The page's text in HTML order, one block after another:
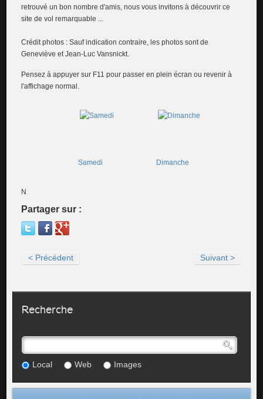
retrouvé un bon nombre d'amis, nous vous invitons à découvrir ce
site de vol remarquable ...
Crédit photos : Sauf indication contraire, les photos sont de
Geneviève et Jean-Luc Vansnickt.
Pensez à appuyer sur F11 pour passer en plein écran ou revenir à
l'affichage normal.
Samedi Dimanche
N
Partager sur :
< Précédent Suivant >
Recherche
Local Web Images